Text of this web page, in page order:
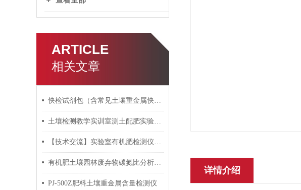
ARTICLE
相关文章
快检试剂包（含常见土壤重金属快检）如何检测水质六价铬？
土壤检测教学实训室测土配肥实验室建设仪器设备配套方案
【技术交流】实验室有机肥检测仪器有哪些？
有机肥土壤园林废弃物碳氮比分析仪简介
PJ-500Z肥料土壤重金属含量检测仪
详情介绍